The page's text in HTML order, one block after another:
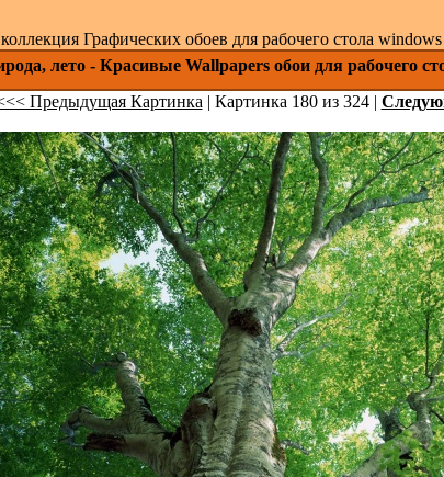
Графических обоев для рабочего стола
лето - Красивые Wallpapers обои для рабочего
Предыдущая Картинка | Картинка 180 из 324 |